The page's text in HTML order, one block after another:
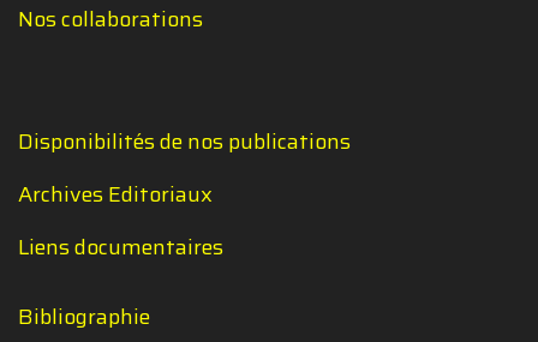
Nos collaborations
Disponibilités de nos publications
Archives Editoriaux
Liens documentaires
Bibliographie